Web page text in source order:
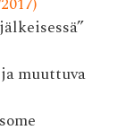
muuttuva